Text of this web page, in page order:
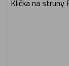
Klička na struny